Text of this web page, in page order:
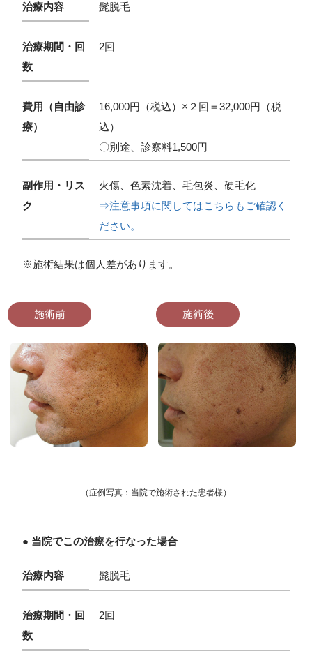
治療内容 髭脱毛
治療期間・回
数
2回
費用（自由診
療）
16,000円（税込）×２回＝32,000円（税
込）
〇別途、診察料1,500円
副作用・リス
ク
火傷、色素沈着、毛包炎、硬毛化
⇒注意事項に関してはこちらもご確認く
ださい。
※施術結果は個人差があります。
施術前 施術後
（症例写真：当院で施術された患者様）
● 当院でこの治療を行なった場合
治療内容 髭脱毛
治療期間・回
数
2回